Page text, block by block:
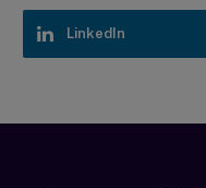
LinkedIn